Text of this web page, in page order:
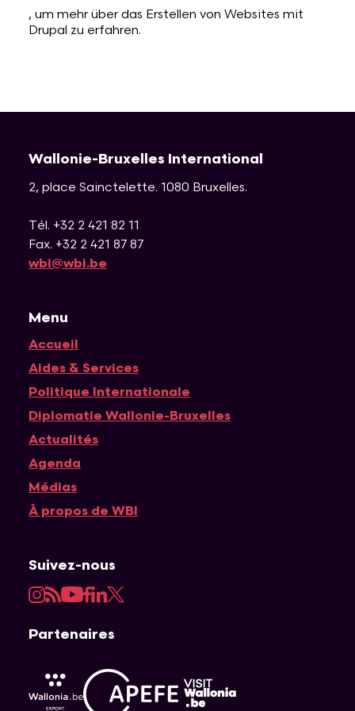
, um mehr über das Erstellen von Websites mit
Drupal zu erfahren.
Wallonie-Bruxelles International
2, place Sainctelette. 1080 Bruxelles.
Tél. +32 2 421 82 11
Fax. +32 2 421 87 87
wbi@wbi.be
Menu
Accueil
Navigation principale
Aides & Services
Politique Internationale
Diplomatie Wallonie-Bruxelles
Actualités
Agenda
Médias
À propos de WBI
Suivez-nous
Instagram
RSSYouTube
Facebook
LinkedIn
Twitter
Partenaires
AWEX
Visit Wallonia
Lettres et Livres
Humour
Enseignement, formation, stage et emploi
Revue W+B